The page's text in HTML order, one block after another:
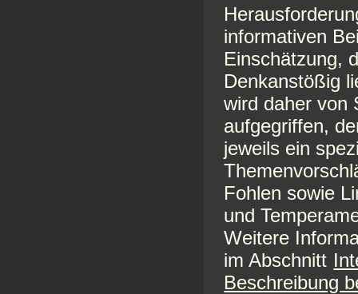
informativen
Einschätzung,
Denkanstößig
wird daher von
aufgegriffen,
jeweils ein
Fohlen sowie
und
Weitere
im Abschnitt
Beschreibung